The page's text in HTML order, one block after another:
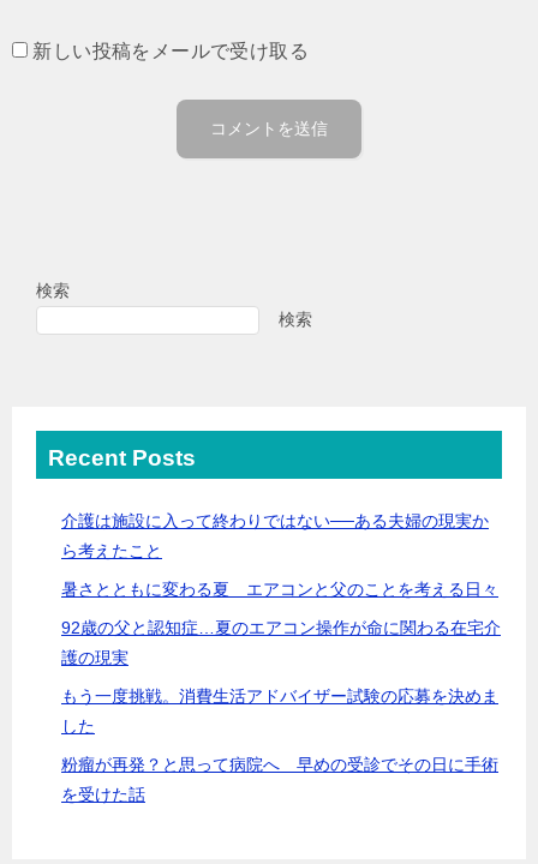
新しい投稿をメールで受け取る
検索
検索
Recent Posts
介護は施設に入って終わりではない──ある夫婦の現実か
ら考えたこと
暑さとともに変わる夏 エアコンと父のことを考える日々
92歳の父と認知症…夏のエアコン操作が命に関わる在宅介
護の現実
もう一度挑戦。消費生活アドバイザー試験の応募を決めま
した
粉瘤が再発？と思って病院へ 早めの受診でその日に手術
を受けた話